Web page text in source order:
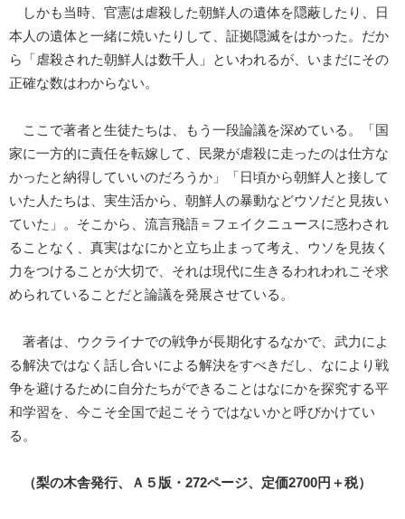
しかも当時、官憲は虐殺した朝鮮人の遺体を隠蔽したり、日
本人の遺体と一緒に焼いたりして、証拠隠滅をはかった。だか
ら「虐殺された朝鮮人は数千人」といわれるが、いまだにその
正確な数はわからない。
ここで著者と生徒たちは、もう一段論議を深めている。「国
家に一方的に責任を転嫁して、民衆が虐殺に走ったのは仕方な
かったと納得していいのだろうか」「日頃から朝鮮人と接して
いた人たちは、実生活から、朝鮮人の暴動などウソだと見抜い
ていた」。そこから、流言飛語＝フェイクニュースに惑わされ
ることなく、真実はなにかと立ち止まって考え、ウソを見抜く
力をつけることが大切で、それは現代に生きるわれわれこそ求
められていることだと論議を発展させている。
著者は、ウクライナでの戦争が長期化するなかで、武力によ
る解決ではなく話し合いによる解決をすべきだし、なにより戦
争を避けるために自分たちができることはなにかを探究する平
和学習を、今こそ全国で起こそうではないかと呼びかけてい
る。
（梨の木舎発行、Ａ５版・272ページ、定価2700円＋税）